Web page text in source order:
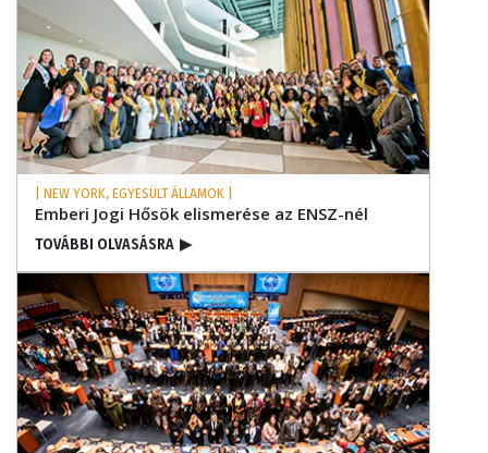
| NEW YORK, EGYESÜLT ÁLLAMOK |
Emberi Jogi Hősök elismerése az ENSZ-nél
TOVÁBBI OLVASÁSRA ▶